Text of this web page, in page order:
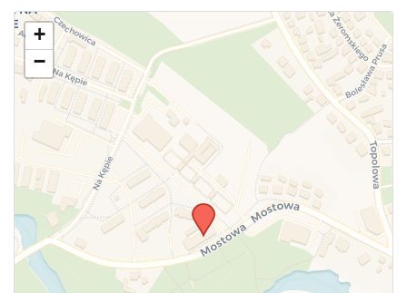
Użyj tego formularza aby przesłać informację o
zmianach w powyższym mityngu.
+
−